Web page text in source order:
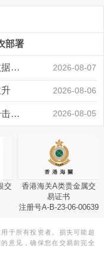
部署
领峰金评：万事俱备 黄金只欠非农数据“东风” 2026-08-07
2026-08-06
领峰金评：静待小非农指引 黄金或一击破局 2026-08-05
交
香港海关A类贵金属交
易证书
注册号A-B-23-06-00639
于所有投资者。损失可能超
意见，确保您在交易前完全